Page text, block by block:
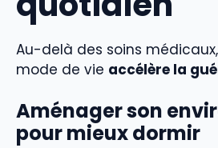
Au-delà des soins
mode de vie accélère la
Aménager son
pour mieux dormir